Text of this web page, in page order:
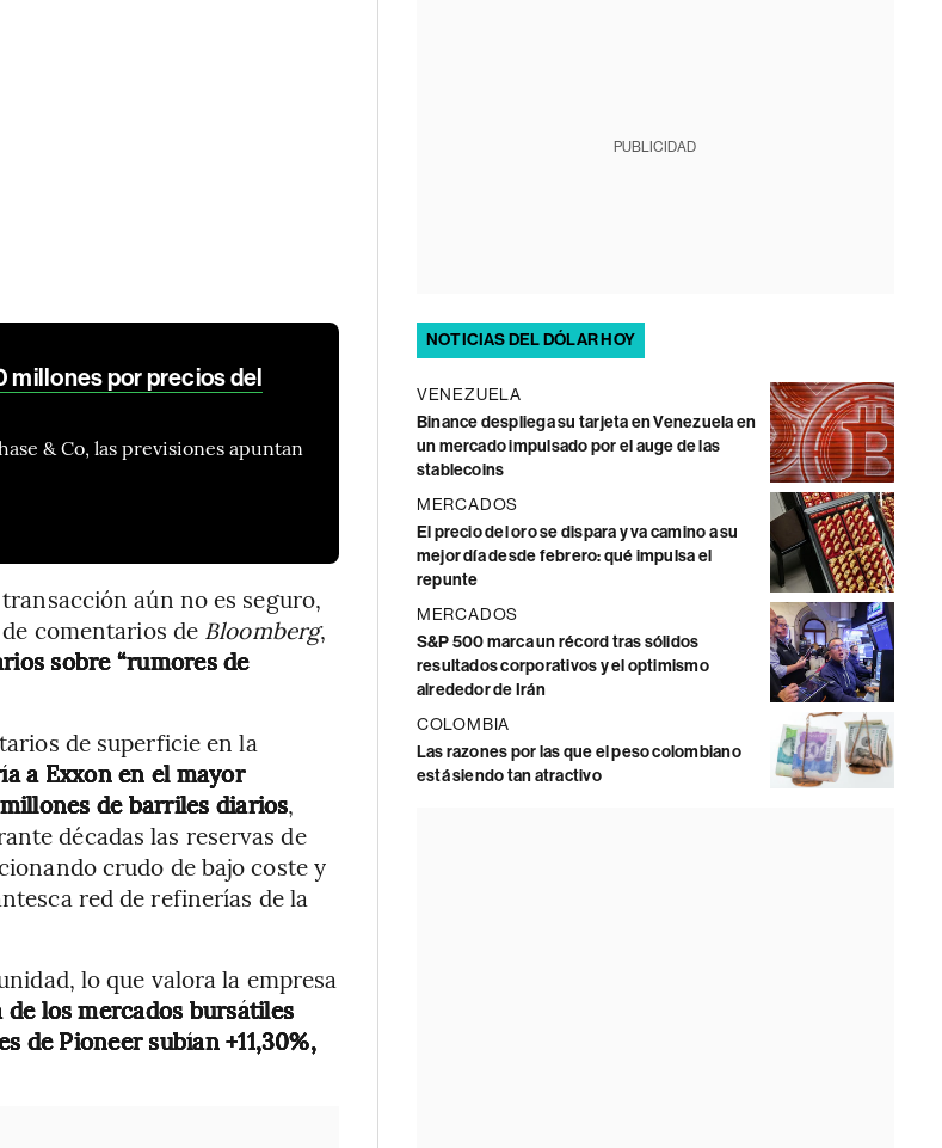
millones por precios del
& Co, las previsiones apuntan
aún no es seguro,
comentarios de Bloomberg,
sobre “rumores de
de superficie en la
a Exxon en el mayor
de barriles diarios,
décadas las reservas de
crudo de bajo coste y
red de refinerías de la
lo que valora la empresa
los mercados bursátiles
de Pioneer subían +11,30%,
PUBLICIDAD
NOTICIAS DEL DÓLAR HOY
VENEZUELA
Binance despliega su tarjeta en Venezuela en
un mercado impulsado por el auge de las
stablecoins
MERCADOS
El precio del oro se dispara y va camino a su
mejor día desde febrero: qué impulsa el
repunte
MERCADOS
S&P 500 marca un récord tras sólidos
resultados corporativos y el optimismo
alrededor de Irán
COLOMBIA
Las razones por las que el peso colombiano
está siendo tan atractivo